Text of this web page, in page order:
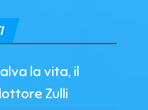
la vita, il
Zulli